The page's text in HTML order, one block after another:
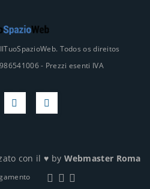
Todos os direitos
- Prezzi esenti IVA
con il ♥ by Webmaster Roma